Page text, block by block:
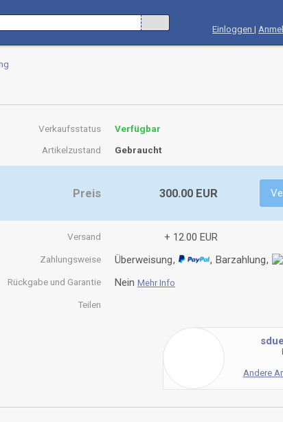
Einloggen |
Verkaufsstatus
Verfügbar
Artikelzustand
Gebraucht
Preis 300.00 EUR
Versand + 12.00 EUR
Zahlungsweise Überweisung Barzahlung
Rückgabe und Garantie Nein Mehr Info
Teilen
Andere